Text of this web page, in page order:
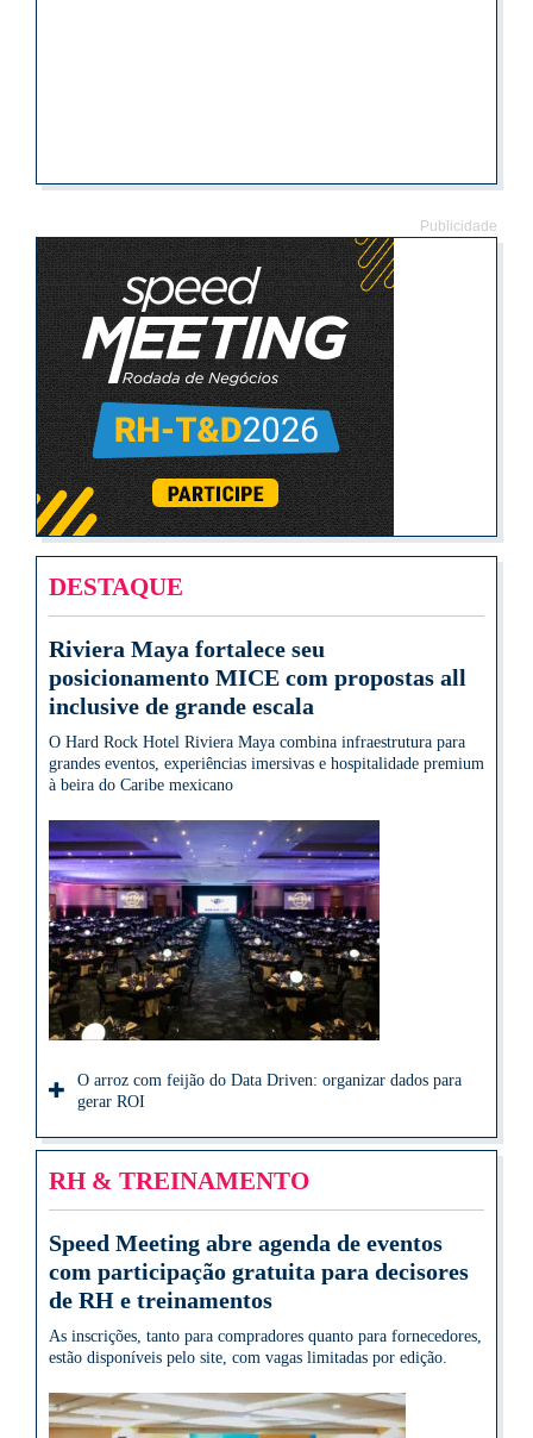
Publicidade
DESTAQUE
Riviera Maya fortalece seu
posicionamento MICE com propostas all
inclusive de grande escala
O Hard Rock Hotel Riviera Maya combina infraestrutura para
grandes eventos, experiências imersivas e hospitalidade premium
à beira do Caribe mexicano
O arroz com feijão do Data Driven: organizar dados para
gerar ROI
RH & TREINAMENTO
Speed Meeting abre agenda de eventos
com participação gratuita para decisores
de RH e treinamentos
As inscrições, tanto para compradores quanto para fornecedores,
estão disponíveis pelo site, com vagas limitadas por edição.